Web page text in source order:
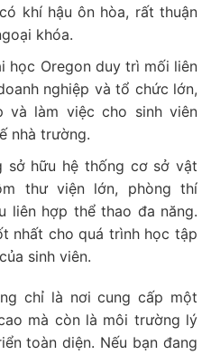
khí hậu ôn hòa, rất thuận
khóa.
học Oregon duy trì mối liên
nghiệp và tổ chức lớn,
làm việc cho sinh viên
nhà trường.
sở hữu hệ thống cơ sở vật
thư viện lớn, phòng thí
liên hợp thể thao đa năng.
nhất cho quá trình học tập
sinh viên.
chỉ là nơi cung cấp một
mà còn là môi trường lý
toàn diện. Nếu bạn đang